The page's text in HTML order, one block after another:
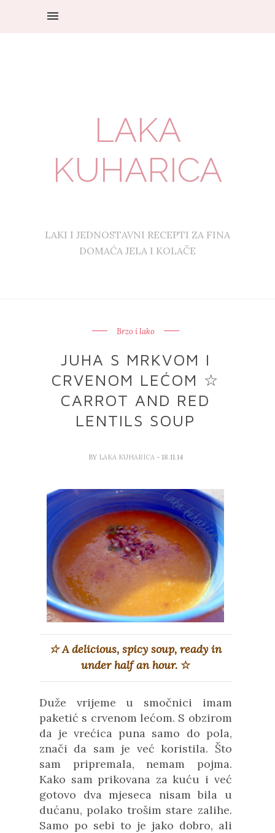
LAKA
KUHARICA
LAKI I JEDNOSTAVNI RECEPTI ZA FINA
DOMAĆA JELA I KOLAČE
Brzo i lako
JUHA S MRKVOM I
CRVENOM LEĆOM ☆
CARROT AND RED
LENTILS SOUP
BY LAKA KUHARICA - 18.11.14
☆A delicious, spicy soup, ready in
under half an hour. ☆
Duže vrijeme u smočnici imam
paketić s crvenom lećom. S obzirom
da je vrećica puna samo do pola,
znači da sam je već koristila. Što
sam pripremala, nemam pojma.
Kako sam prikovana za kuću i već
gotovo dva mjeseca nisam bila u
dućanu, polako trošim stare zalihe.
Samo po sebi to je jako dobro, ali